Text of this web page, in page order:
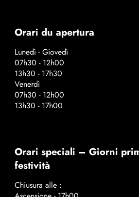
Orari du apertura
Lunedì - Giovedì
07h30 - 12h00
13h30 - 17h30
Venerdì
07h30 - 12h00
13h30 - 17h00
Orari speciali – Giorni
festività
Chiusura alle :